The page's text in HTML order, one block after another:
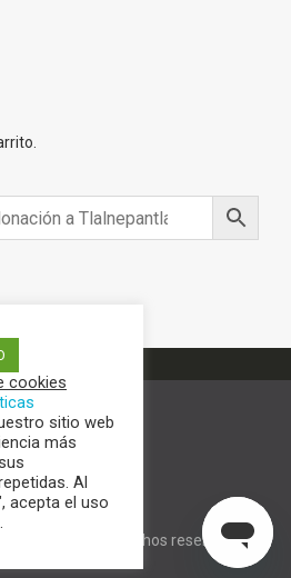
y condiciones
de Privacidad
de cookies
© todos los derechos reservados
cookies
sitio web
más
Al
acepta el uso